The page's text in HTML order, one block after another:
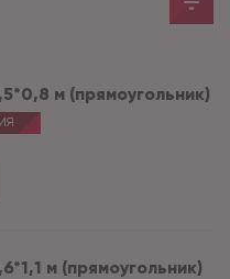
м (прямоугольник)
м (прямоугольник)